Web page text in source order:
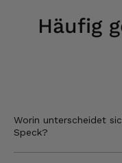
Häufig
Worin unterscheidet
Speck?